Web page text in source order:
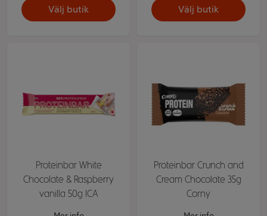
Välj butik Välj butik
Proteinbar White
Chocolate & Raspberry
vanilla 50g ICA
Proteinbar Crunch and
Cream Chocolate 35g
Corny